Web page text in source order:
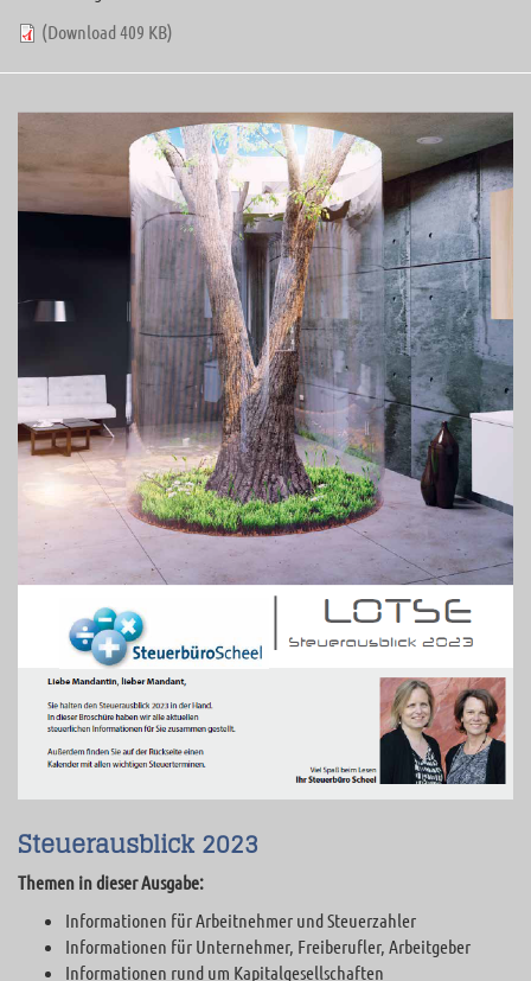
(Download 409 KB)
Steuerausblick 2023
Themen in dieser Ausgabe:
Informationen für Arbeitnehmer und Steuerzahler
Informationen für Unternehmer, Freiberufler, Arbeitgeber
Informationen rund um Kapitalgesellschaften